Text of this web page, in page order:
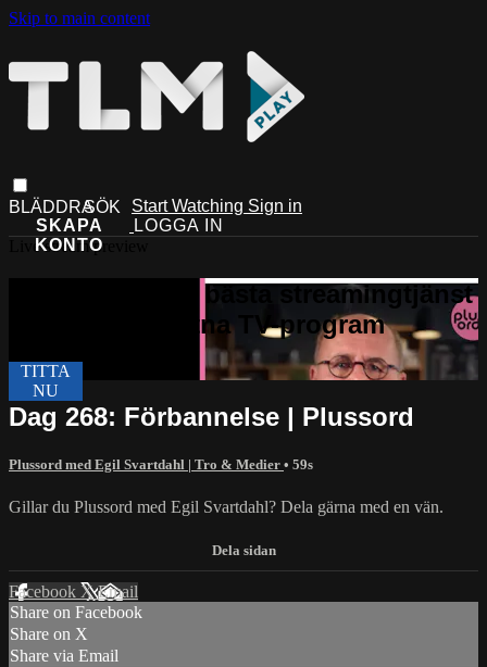
Skip to main content
Start Watching Sign in
Live stream preview
Dag 268: Förbannelse | Plussord
Plussord med Egil Svartdahl | Tro & Medier • 59s
Gillar du Plussord med Egil Svartdahl? Dela gärna med en vän.
Facebook XEmail
Share on Facebook
Share on X
Share via Email